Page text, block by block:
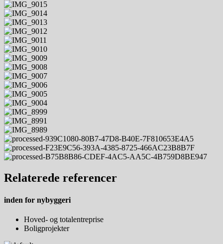
Relaterede referencer
inden for nybyggeri
Hoved- og totalentreprise
Boligprojekter